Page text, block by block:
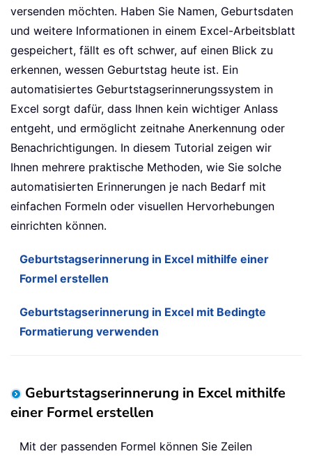
versenden möchten. Haben Sie Namen, Geburtsdaten
und weitere Informationen in einem Excel-Arbeitsblatt
gespeichert, fällt es oft schwer, auf einen Blick zu
erkennen, wessen Geburtstag heute ist. Ein
automatisiertes Geburtstagserinnerungssystem in
Excel sorgt dafür, dass Ihnen kein wichtiger Anlass
entgeht, und ermöglicht zeitnahe Anerkennung oder
Benachrichtigungen. In diesem Tutorial zeigen wir
Ihnen mehrere praktische Methoden, wie Sie solche
automatisierten Erinnerungen je nach Bedarf mit
einfachen Formeln oder visuellen Hervorhebungen
einrichten können.
Geburtstagserinnerung in Excel mithilfe einer
Formel erstellen
Geburtstagserinnerung in Excel mit Bedingte
Formatierung verwenden
Geburtstagserinnerung in Excel mithilfe
einer Formel erstellen
Mit der passenden Formel können Sie Zeilen